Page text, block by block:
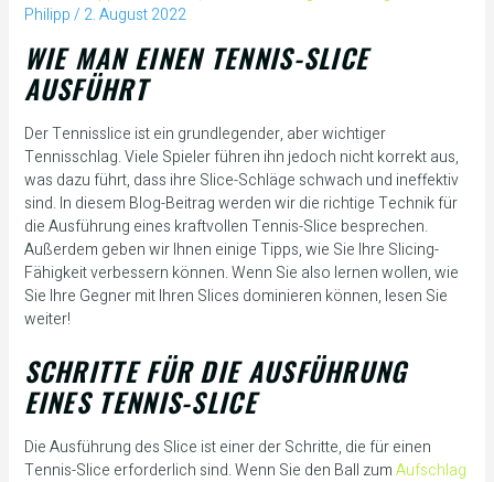
Philipp/ 2. August 2022
WIE MAN EINEN TENNIS-SLICE
AUSFÜHRT
Der Tennisslice ist ein grundlegender, aber wichtiger
Tennisschlag. Viele Spieler führen ihn jedoch nicht korrekt aus,
was dazu führt, dass ihre Slice-Schläge schwach und ineffektiv
sind. In diesem Blog-Beitrag werden wir die richtige Technik für
die Ausführung eines kraftvollen Tennis-Slice besprechen.
Außerdem geben wir Ihnen einige Tipps, wie Sie Ihre Slicing-
Fähigkeit verbessern können. Wenn Sie also lernen wollen, wie
Sie Ihre Gegner mit Ihren Slices dominieren können, lesen Sie
weiter!
SCHRITTE FÜR DIE AUSFÜHRUNG
EINES TENNIS-SLICE
Die Ausführung des Slice ist einer der Schritte, die für einen
Tennis-Slice erforderlich sind. Wenn Sie den Ball zumAufschlag